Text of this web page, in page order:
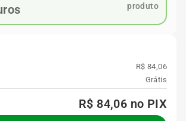
produto
R$ 84,06
Grátis
R$ 84,06 no PIX